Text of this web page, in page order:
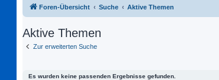
Foren-Übersicht Suche Aktive Themen
Aktive Themen
Zur erweiterten Suche
Es wurden keine passenden Ergebnisse gefunden.